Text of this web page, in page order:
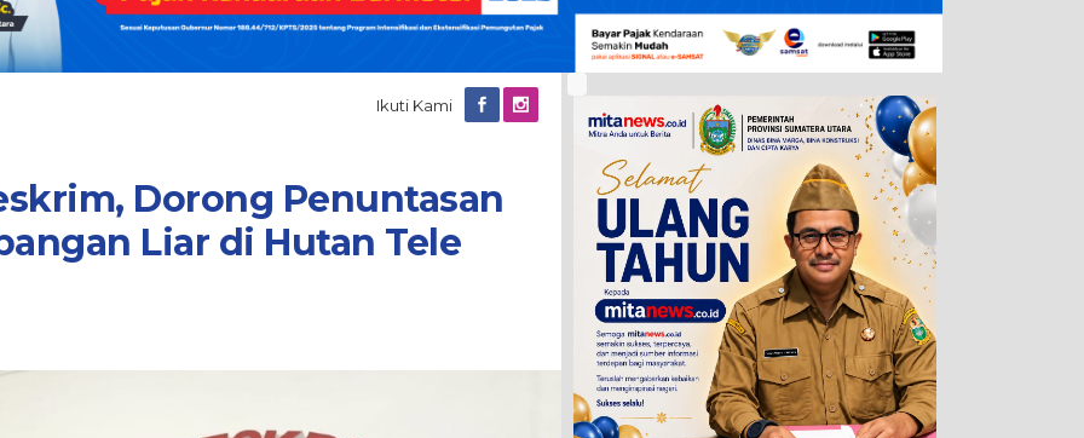
Ikuti Kami
Dorong Penuntasan
Liar di Hutan Tele